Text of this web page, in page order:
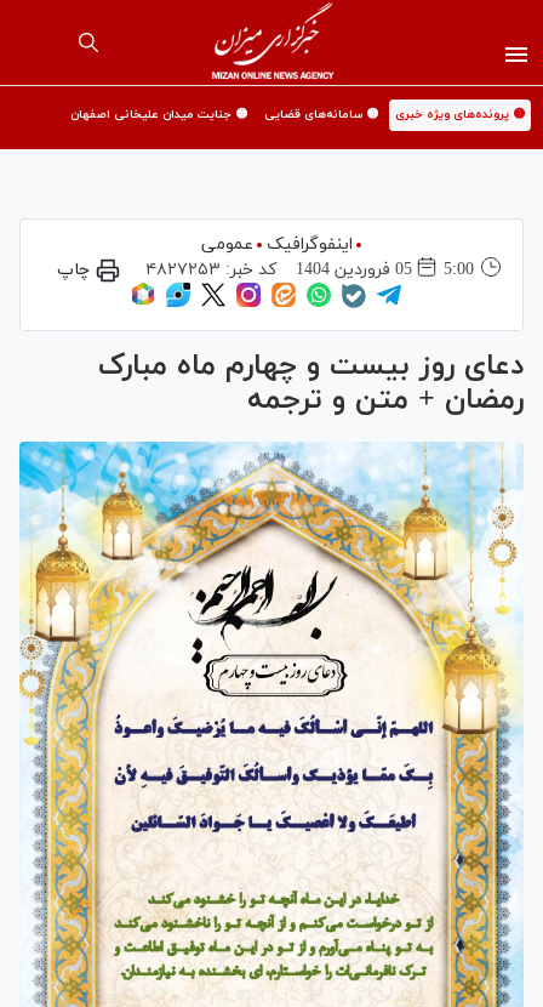
🟡 پرونده‌های ویژه خبری 🟡 سامانه‌های قضایی 🟡 جنایت میدان علیخانی اصفهان
اینفوگرافیک
عمومی
5:00
05 فروردين 1404 کد خبر: ۴۸۲۷۲۵۳ چاپ
دعای روز بیست و چهارم ماه مبارک
رمضان + متن و ترجمه